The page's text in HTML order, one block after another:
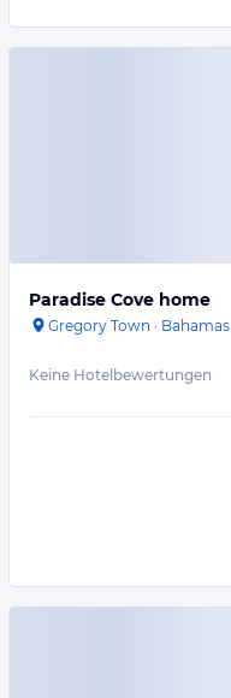
Paradise Cove home
Gregory Town · Bahamas
Keine Hotelbewertungen